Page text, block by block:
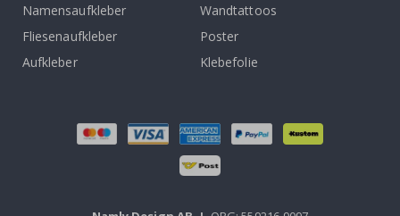
Namensaufkleber
Wandtattoos
Fliesenaufkleber
Poster
Aufkleber
Klebefolie